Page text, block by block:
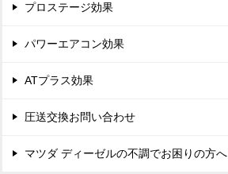
プロステージ効果
パワーエアコン効果
ATプラス効果
圧送交換お問い合わせ
マツダ ディーゼルの不調でお困りの方へ